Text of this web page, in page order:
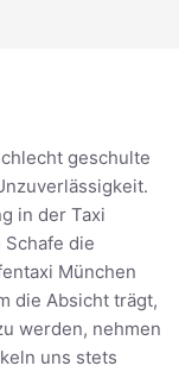
geschulte
in der Taxi
die
München
die Absicht trägt,
werden, nehmen
uns stets